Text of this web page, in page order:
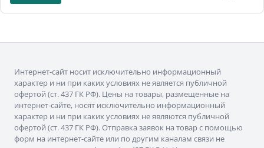
Интернет-сайт носит исключительно информационный
характер и ни при каких условиях не является публичной
офертой (ст. 437 ГК РФ). Цены на товары, размещенные на
интернет-сайте, носят исключительно информационный
характер и ни при каких условиях не являются публичной
офертой (ст. 437 ГК РФ). Отправка заявок на товар с помощью
форм на интернет-сайте или по другим каналам связи не